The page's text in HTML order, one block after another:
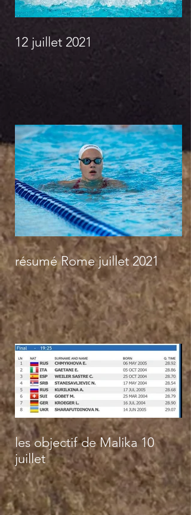
12 juillet 2021
résumé Rome juillet 2021
les objectif de Malika 10
juillet